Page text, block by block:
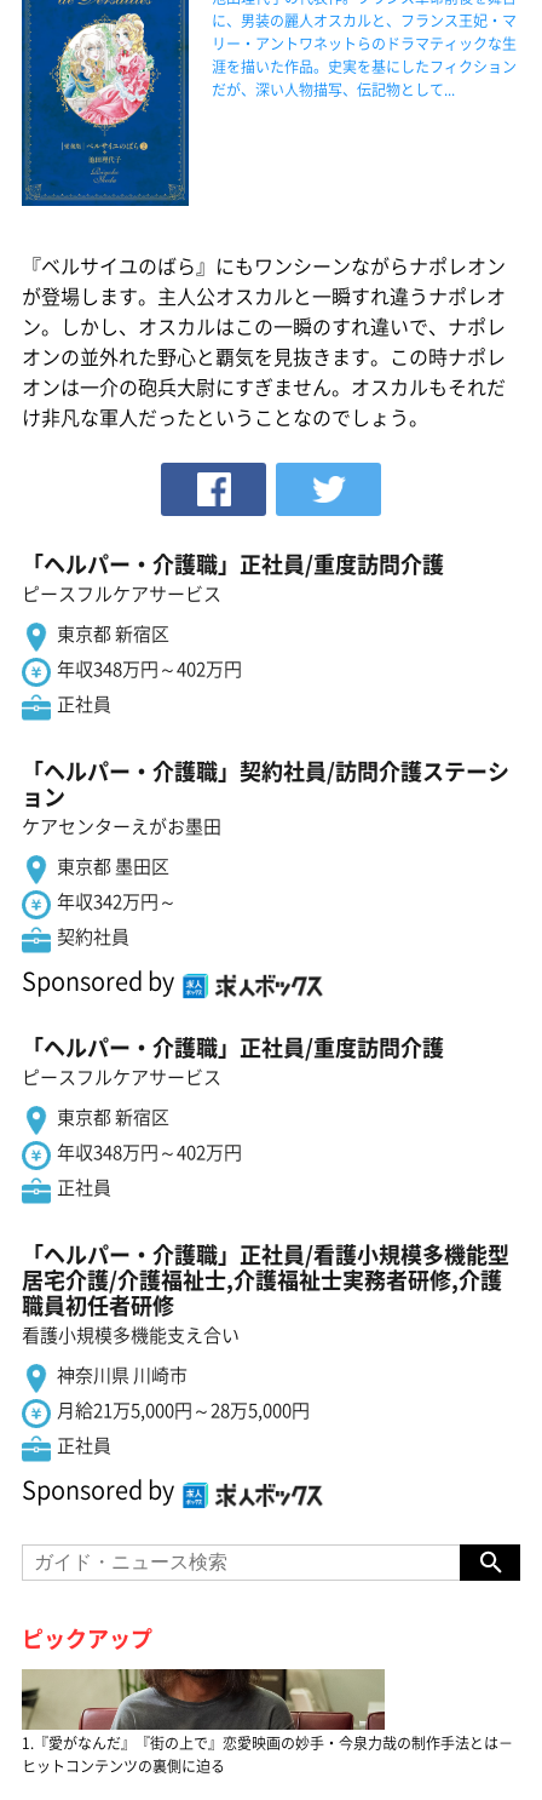
に、男装の麗人オスカルと、フランス王妃・マ
リー・アントワネットらのドラマティックな生
涯を描いた作品。史実を基にしたフィクション
だが、深い人物描写、伝記物として...
『ベルサイユのばら』にもワンシーンながらナポレオン
が登場します。主人公オスカルと一瞬すれ違うナポレオ
ン。しかし、オスカルはこの一瞬のすれ違いで、ナポレ
オンの並外れた野心と覇気を見抜きます。この時ナポレ
オンは一介の砲兵大尉にすぎません。オスカルもそれだ
け非凡な軍人だったということなのでしょう。
「ヘルパー・介護職」正社員/重度訪問介護
ピースフルケアサービス
東京都 新宿区
年収348万円～402万円
正社員
「ヘルパー・介護職」契約社員/訪問介護ステーシ
ョン
ケアセンターえがお墨田
東京都 墨田区
年収342万円～
契約社員
Sponsored by
「ヘルパー・介護職」正社員/重度訪問介護
ピースフルケアサービス
東京都 新宿区
年収348万円～402万円
正社員
「ヘルパー・介護職」正社員/看護小規模多機能型
居宅介護/介護福祉士,介護福祉士実務者研修,介護
職員初任者研修
看護小規模多機能支え合い
神奈川県 川崎市
月給21万5,000円～28万5,000円
正社員
Sponsored by
ピックアップ
1.『愛がなんだ』『街の上で』恋愛映画の妙手・今泉力哉の制作手法とは－
ヒットコンテンツの裏側に迫る